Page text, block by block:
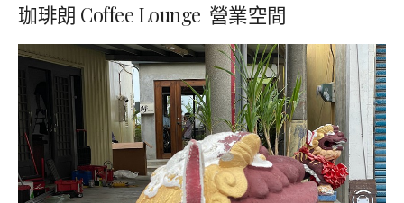
珈琲朗 Coffee Lounge 營業空間